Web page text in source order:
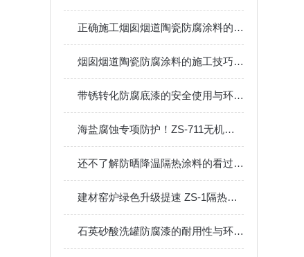
正确施工烟囱烟道陶瓷防腐涂料的方法
烟囱烟道陶瓷防腐涂料的施工技巧与注意事项
带锈转化防腐底漆的安全使用与环保特性
海盐腐蚀专项防护！ZS-711无机防腐涂料赋能海上风电设施长效运维
还不了解防晒降温隔热涂料的看过来！
建材窑炉绿色升级提速 ZS-1隔热保温涂料赋能陶瓷回转窑长效稳产节能
石英砂酸洗罐防腐漆的耐用性与环保性分析